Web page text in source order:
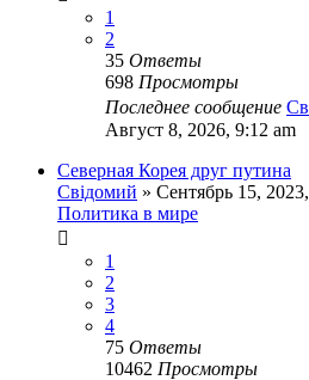
1
2
35 Ответы
698 Просмотры
Последнее сообщение
Август 8, 2026, 9:12 am
Северная Корея друг путина
Свідомий » Сентябрь 15,
Политика в мире
1
2
3
4
75 Ответы
10462 Просмотры